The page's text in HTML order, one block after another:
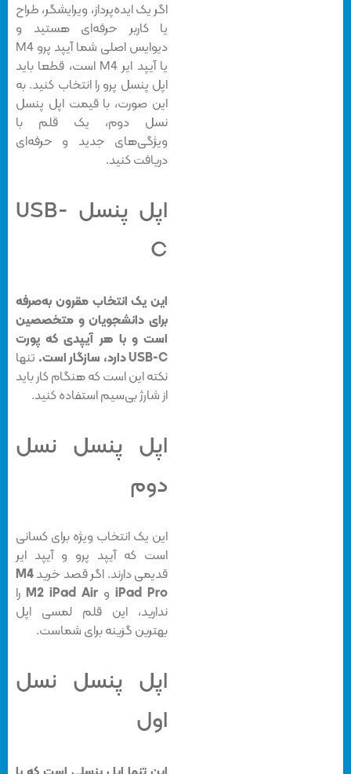
اگر یک ایده‌پرداز، ویرایشگر، طراح
یا کاربر حرفه‌ای هستید و
دیوایس اصلی شما آیپد پرو M4
یا آیپد ایر M4 است، قطعا باید
اپل پنسل پرو را انتخاب کنید. به
این صورت، با قیمت اپل پنسل
نسل دوم، یک قلم با
ویژگی‌های جدید و حرفه‌ای
دریافت کنید.
اپل پنسل USB-
این یک انتخاب مقرون به‌صرفه
برای دانشجویان و متخصصین
است و با هر آیپدی که پورت
USB-C دارد، سازگار است.
تنها
نکته این است که هنگام کار باید
از شارژ بی‌سیم استفاده کنید.
اپل پنسل نسل
دوم
این یک انتخاب ویژه برای کسانی
است که آیپد پرو و آیپد ایر
قدیمی دارند. اگر قصد خریدM4
iPad ProوM2 iPad Air را
ندارید، این قلم لمسی اپل
بهترین گزینه برای شماست.
اپل پنسل نسل
اول